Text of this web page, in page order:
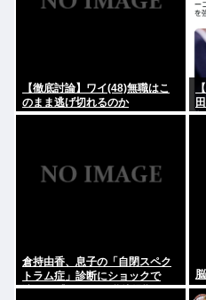
【徹底討論】ワイ(48)無職はこ
のまま逃げ切れるのか
倉持由香、息子の「自閉スペク
トラム症」診断にショックで
涙… 見逃していた乳幼児期のサ